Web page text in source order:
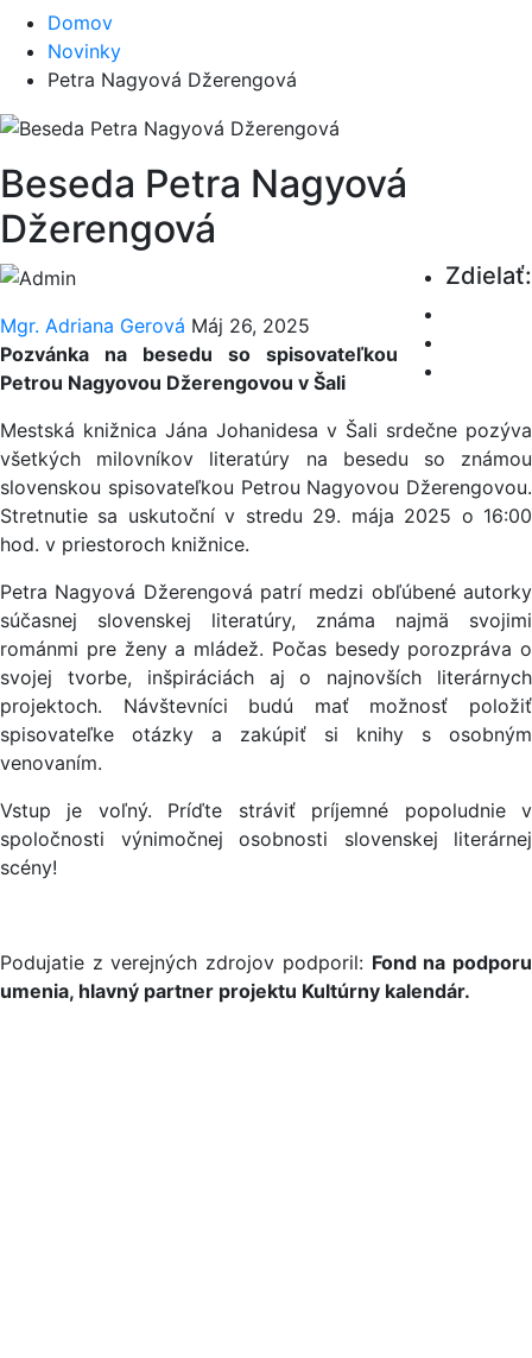
Domov
Novinky
Petra Nagyová Džerengová
Beseda Petra Nagyová
Džerengová
Mgr. Adriana Gerová Máj 26, 2025
Zdielať:
Pozvánka na besedu so spisovateľkou
Petrou Nagyovou Džerengovou v Šali
Mestská knižnica Jána Johanidesa v Šali srdečne pozýva
všetkých milovníkov literatúry na besedu so známou
slovenskou spisovateľkou Petrou Nagyovou Džerengovou.
Stretnutie sa uskutoční v stredu 29. mája 2025 o 16:00
hod. v priestoroch knižnice.
Petra Nagyová Džerengová patrí medzi obľúbené autorky
súčasnej slovenskej literatúry, známa najmä svojimi
románmi pre ženy a mládež. Počas besedy porozpráva o
svojej tvorbe, inšpiráciách aj o najnovších literárnych
projektoch. Návštevníci budú mať možnosť položiť
spisovateľke otázky a zakúpiť si knihy s osobným
venovaním.
Vstup je voľný. Príďte stráviť príjemné popoludnie v
spoločnosti výnimočnej osobnosti slovenskej literárnej
scény!
Podujatie z verejných zdrojov podporil: Fond na podporu
umenia, hlavný partner projektu Kultúrny kalendár.